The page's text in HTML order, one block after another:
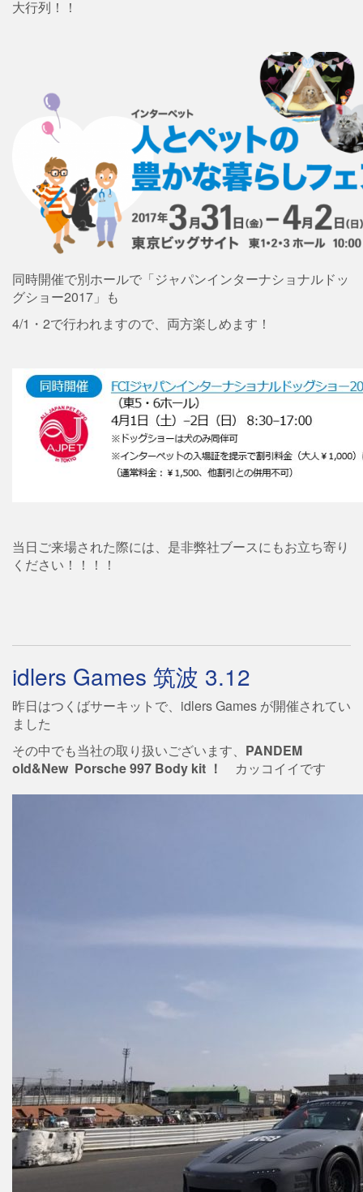
大行列！！
同時開催で別ホールで「ジャパンインターナショナルドッ
グショー2017」も
4/1・2で行われますので、両方楽しめます！
当日ご来場された際には、是非弊社ブースにもお立ち寄り
ください！！！！
idlers Games 筑波 3.12
昨日はつくばサーキットで、idlers Games が開催されてい
ました
その中でも当社の取り扱いございます、 PANDEM
old&New Porsche 997 Body kit ！
カッコイイです